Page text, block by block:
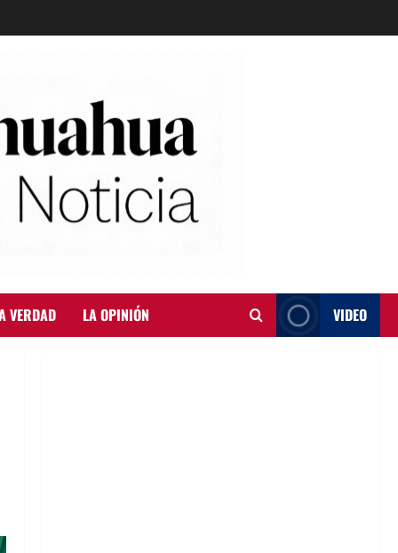
VERDAD LA OPINIÓN VIDEO